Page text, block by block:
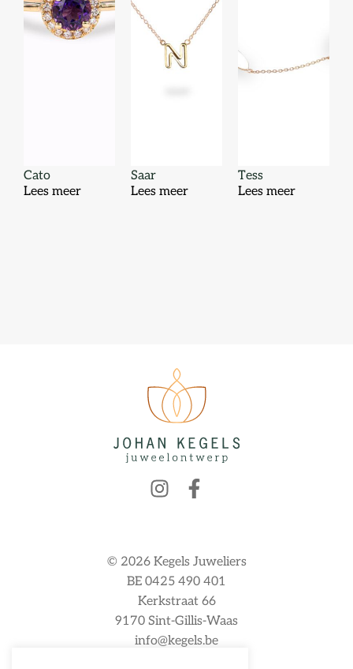
Cato
Lees meer
Saar
Lees meer
Tess
Lees meer
© 2026 Kegels Juweliers
BE 0425 490 401
Kerkstraat 66
9170 Sint-Gillis-Waas
info@kegels.be